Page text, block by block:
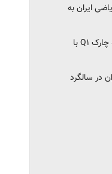
ایران به
ارتقای بولتن انجمن ریاضی ایران به چارک Q1 با
در سالگرد